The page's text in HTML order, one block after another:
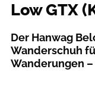
Low GTX
Der Hanwag
Wanderschuh
Wanderungen